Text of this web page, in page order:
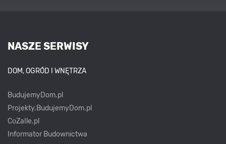
NASZE SERWISY
DOM, OGRÓD I WNĘTRZA
BudujemyDom.pl
Projekty.BudujemyDom.pl
CoZaIle.pl
Informator Budownictwa